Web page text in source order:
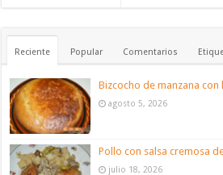
Reciente Popular Comentarios
Bizcocho de manzana con
agosto 5, 2026
Pollo con salsa cremosa
julio 18, 2026